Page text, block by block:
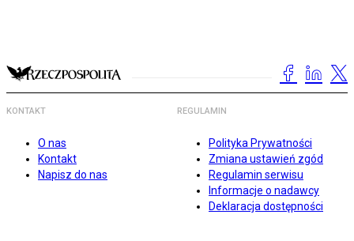
KONTAKT
O nas
Kontakt
Napisz do nas
REGULAMIN
Polityka Prywatności
Zmiana ustawień zgód
Regulamin serwisu
Informacje o nadawcy
Deklaracja dostępności